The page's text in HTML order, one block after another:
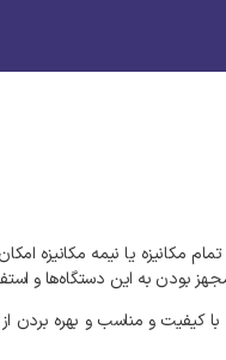
تمام مکانیزه یا نیمه مکانیزه امکان
بودن به این دستگاه‌ها و
با کیفیت و مناسب و بهره بردن از